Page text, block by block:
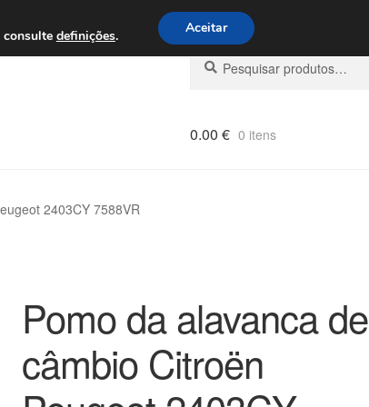
Seg-Sex, das 9h às 16h800 500 967
Pesquisar
por:
Pesquisa
0.00 € 0 itens
2403CY 7588VR
Pomo da alavanca de
câmbio Citroën
consulte definições. Aceitar